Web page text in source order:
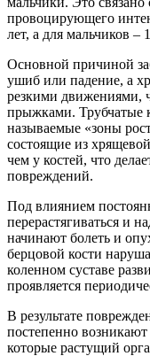
провоцирующего
лет, а для мальчиков –
Основной причиной
ушиб или падение, а
резкими движениями,
прыжками. Трубчатые
называемые «зоны
состоящие из
чем у костей, что
повреждений.
Под влиянием
перерастягиваться и
начинают болеть и
берцовой кости
коленном суставе
проявляется
В результате
постепенно возникают
которые растущий